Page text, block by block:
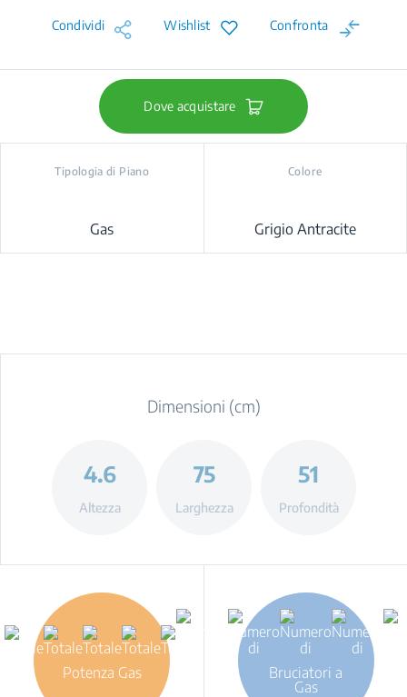
Stesso
Condividi Wishlist Confronta
Dove acquistare
Tipologia di Piano
Gas
Colore
Grigio Antracite
Dimensioni (cm)
4.6
Altezza
75
Larghezza
51
Profondità
Potenza Gas
Bruciatori a
Gas